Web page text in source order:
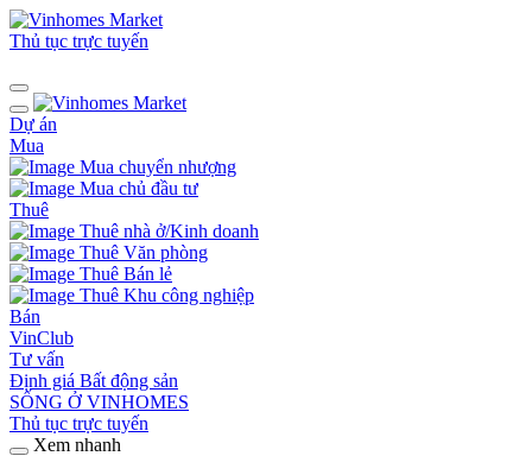
Thủ tục trực tuyến
Dự án
Mua
Mua chuyển nhượng
Mua chủ đầu tư
Thuê
Thuê nhà ở/Kinh doanh
Thuê Văn phòng
Thuê Bán lẻ
Thuê Khu công nghiệp
Bán
VinClub
Tư vấn
Định giá Bất động sản
SỐNG Ở VINHOMES
Thủ tục trực tuyến
Xem nhanh